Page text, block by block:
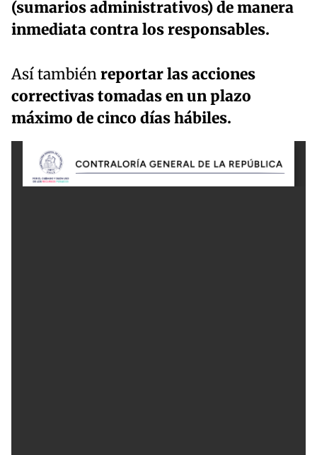
(sumarios administrativos) de manera
inmediata contra los responsables.
Así tambiénreportar las acciones
correctivas tomadas en un plazo
máximo de cinco días hábiles.